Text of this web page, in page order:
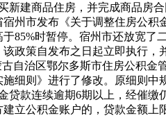
新建商品住房，并完成商品
州市发布《关于调整住房公
85%时暂停。宿州市还放宽
政策自发布之日起立即执行
自治区鄂尔多斯市住房公积
细则》进行了修改。原细则
贷款连续逾期6期以上，经催
立公积金账户的，贷款金额